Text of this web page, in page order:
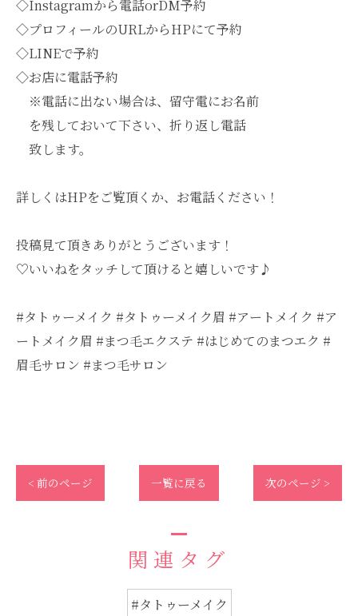
◇Instagramから電話orDM予約
◇プロフィールのURLからHPにて予約
◇LINEで予約
◇お店に電話予約
※電話に出ない場合は、留守電にお名前
を残しておいて下さい、折り返し電話
致します。
詳しくはHPをご覧頂くか、お電話ください！
投稿見て頂きありがとうございます！
♡いいねをタッチして頂けると嬉しいです♪
#タトゥーメイク #タトゥーメイク眉 #アートメイク #ア
ートメイク眉 #まつ毛エクステ #はじめてのまつエク #
眉毛サロン #まつ毛サロン
< 前のページ 一覧に戻る 次のページ >
関連タグ
#タトゥーメイク